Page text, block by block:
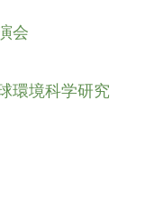
会
環境科学研究